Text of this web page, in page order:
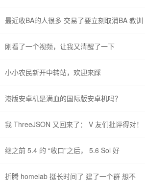
最近收BA的人很多 交易了要立刻取消BA 教训
刚看了一个视频，让我又清醒了一下
小小农民新开中转站，欢迎来踩
港版安卓机是满血的国际版安卓机吗？
我 ThreeJSON 又回来了： V 友们批评得对！
继之前 5.4 的 “收口”之后， 5.6 Sol 好
折腾 homelab 挺长时间了 建了一个群 想不